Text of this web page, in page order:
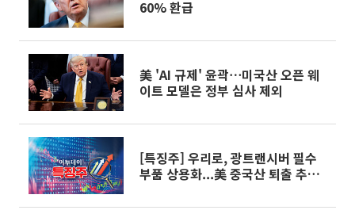
60% 환급
美 'AI 규제' 윤곽⋯미국산 오픈 웨
이트 모델은 정부 심사 제외
[특징주] 우리로, 광트랜시버 필수
부품 상용화...美 중국산 퇴출 추진